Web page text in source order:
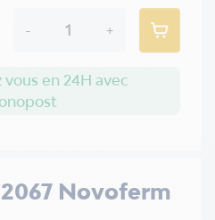
Novoferm
- +
vous en 24H avec